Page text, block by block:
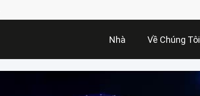
Nhà Về Chúng Tôi